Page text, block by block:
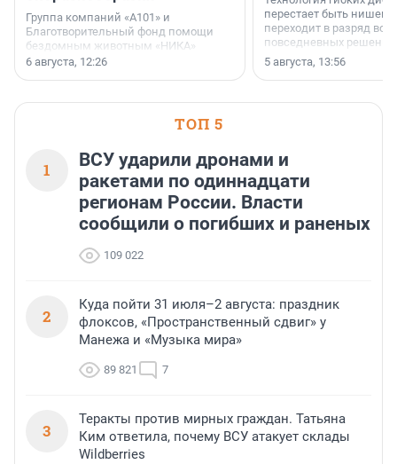
Группа компаний «А101» и
Благотворительный фонд помощи
бездомным животным «НИКА»
заключили соглашение о
6 августа, 12:26
перестает быть
переходит в разряд
повседневных
5 августа, 13:56
ТОП 5
1
ВСУ ударили дронами и
ракетами по одиннадцати
регионам России. Власти
сообщили о погибших и раненых
109 022
2
Куда пойти 31 июля–2 августа: праздник
флоксов, «Пространственный сдвиг» у
Манежа и «Музыка мира»
89 821 7
3
Теракты против мирных граждан. Татьяна
Ким ответила, почему ВСУ атакует склады
Wildberries